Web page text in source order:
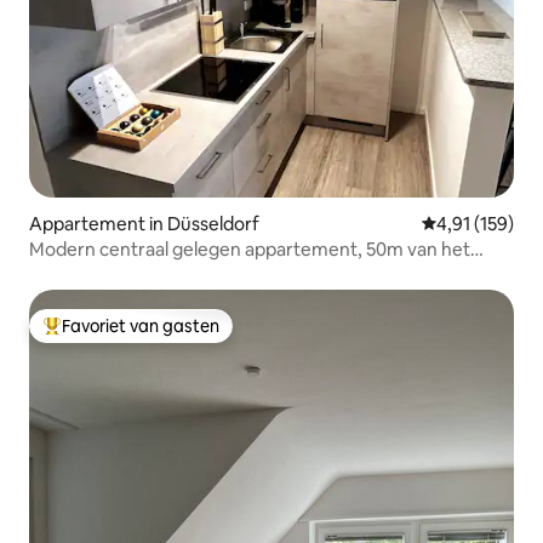
Appartement in Düsseldorf Gemiddelde
4,91 (159)
Modern centraal gelegen appartement, 50m van het
Topfavoriet van gasten
Favoriet van gasten